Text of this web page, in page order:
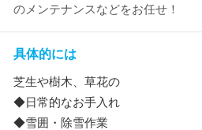
のメンテナンスなどをお任せ！
具体的には
芝生や樹木、草花の
◆日常的なお手入れ
◆雪囲・除雪作業